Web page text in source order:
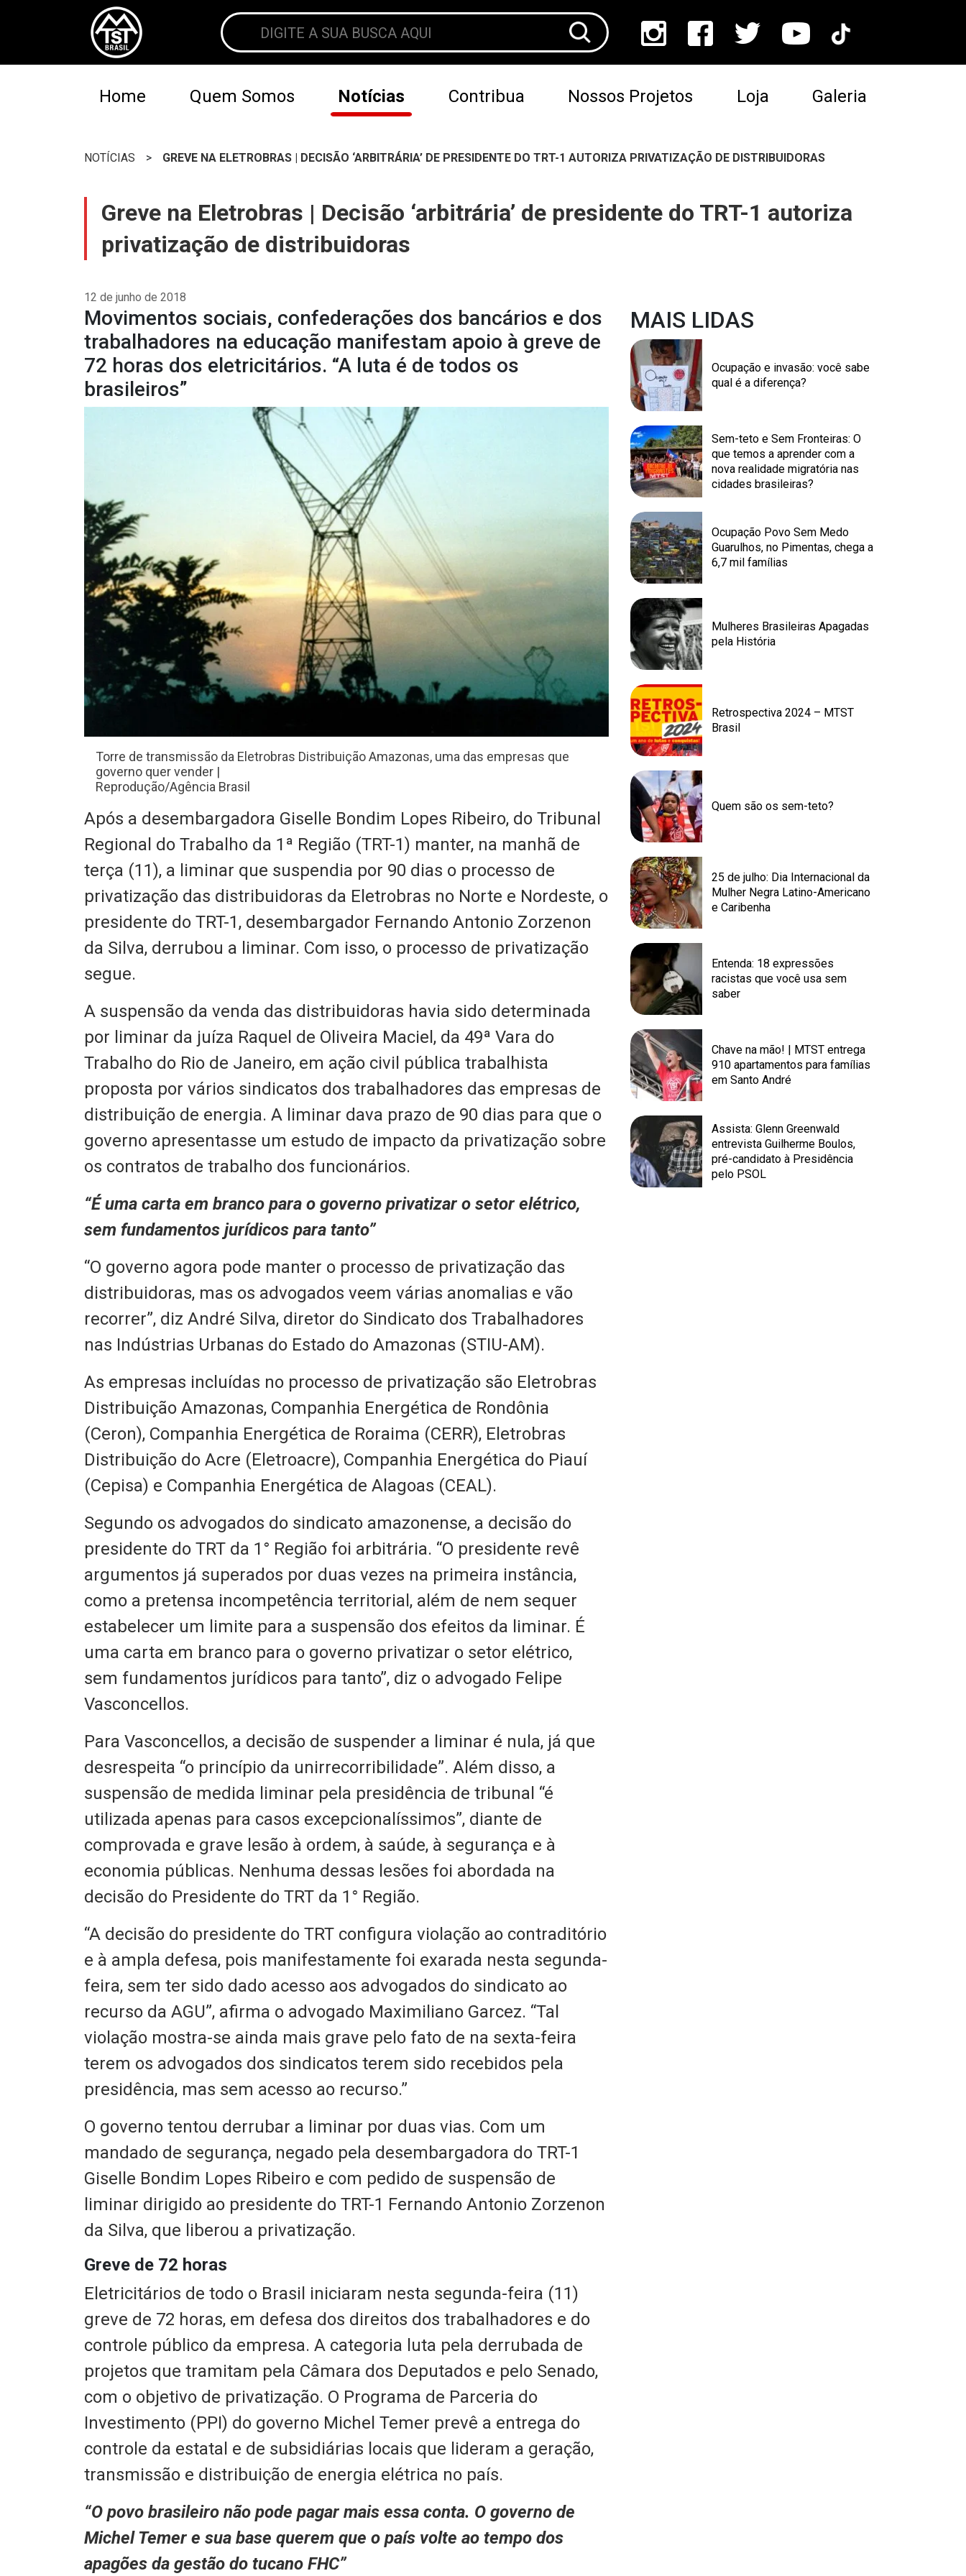
Home Quem Somos Notícias Contribua Nossos Projetos Loja Galeria
NOTÍCIAS > GREVE NA ELETROBRAS | DECISÃO ‘ARBITRÁRIA’ DE PRESIDENTE DO TRT-1 AUTORIZA PRIVATIZAÇÃO DE DISTRIBUIDORAS
Greve na Eletrobras | Decisão ‘arbitrária’ de presidente do TRT-1 autoriza
privatização de distribuidoras
12 de junho de 2018
Movimentos sociais, confederações dos bancários e dos
trabalhadores na educação manifestam apoio à greve de
72 horas dos eletricitários. “A luta é de todos os
brasileiros”
Torre de transmissão da Eletrobras Distribuição Amazonas, uma das empresas que
governo quer vender |
Reprodução/Agência Brasil
Após a desembargadora Giselle Bondim Lopes Ribeiro, do Tribunal
Regional do Trabalho da 1ª Região (TRT-1) manter, na manhã de
terça (11), a liminar que suspendia por 90 dias o processo de
privatização das distribuidoras da Eletrobras no Norte e Nordeste, o
presidente do TRT-1, desembargador Fernando Antonio Zorzenon
da Silva, derrubou a liminar. Com isso, o processo de privatização
segue.
A suspensão da venda das distribuidoras havia sido determinada
por liminar da juíza Raquel de Oliveira Maciel, da 49ª Vara do
Trabalho do Rio de Janeiro, em ação civil pública trabalhista
proposta por vários sindicatos dos trabalhadores das empresas de
distribuição de energia. A liminar dava prazo de 90 dias para que o
governo apresentasse um estudo de impacto da privatização sobre
os contratos de trabalho dos funcionários.
“É uma carta em branco para o governo privatizar o setor elétrico,
sem fundamentos jurídicos para tanto”
“O governo agora pode manter o processo de privatização das
distribuidoras, mas os advogados veem várias anomalias e vão
recorrer”, diz André Silva, diretor do Sindicato dos Trabalhadores
nas Indústrias Urbanas do Estado do Amazonas (STIU-AM).
As empresas incluídas no processo de privatização são Eletrobras
Distribuição Amazonas, Companhia Energética de Rondônia
(Ceron), Companhia Energética de Roraima (CERR), Eletrobras
Distribuição do Acre (Eletroacre), Companhia Energética do Piauí
(Cepisa) e Companhia Energética de Alagoas (CEAL).
Segundo os advogados do sindicato amazonense, a decisão do
presidente do TRT da 1° Região foi arbitrária. “O presidente revê
argumentos já superados por duas vezes na primeira instância,
como a pretensa incompetência territorial, além de nem sequer
estabelecer um limite para a suspensão dos efeitos da liminar. É
uma carta em branco para o governo privatizar o setor elétrico,
sem fundamentos jurídicos para tanto”, diz o advogado Felipe
Vasconcellos.
Para Vasconcellos, a decisão de suspender a liminar é nula, já que
desrespeita “o princípio da unirrecorribilidade”. Além disso, a
suspensão de medida liminar pela presidência de tribunal “é
utilizada apenas para casos excepcionalíssimos”, diante de
comprovada e grave lesão à ordem, à saúde, à segurança e à
economia públicas. Nenhuma dessas lesões foi abordada na
decisão do Presidente do TRT da 1° Região.
“A decisão do presidente do TRT configura violação ao contraditório
e à ampla defesa, pois manifestamente foi exarada nesta segunda-
feira, sem ter sido dado acesso aos advogados do sindicato ao
recurso da AGU”, afirma o advogado Maximiliano Garcez. “Tal
violação mostra-se ainda mais grave pelo fato de na sexta-feira
terem os advogados dos sindicatos terem sido recebidos pela
presidência, mas sem acesso ao recurso.”
O governo tentou derrubar a liminar por duas vias. Com um
mandado de segurança, negado pela desembargadora do TRT-1
Giselle Bondim Lopes Ribeiro e com pedido de suspensão de
liminar dirigido ao presidente do TRT-1 Fernando Antonio Zorzenon
da Silva, que liberou a privatização.
Greve de 72 horas
Eletricitários de todo o Brasil iniciaram nesta segunda-feira (11)
greve de 72 horas, em defesa dos direitos dos trabalhadores e do
controle público da empresa. A categoria luta pela derrubada de
projetos que tramitam pela Câmara dos Deputados e pelo Senado,
com o objetivo de privatização. O Programa de Parceria do
Investimento (PPI) do governo Michel Temer prevê a entrega do
controle da estatal e de subsidiárias locais que lideram a geração,
transmissão e distribuição de energia elétrica no país.
“O povo brasileiro não pode pagar mais essa conta. O governo de
Michel Temer e sua base querem que o país volte ao tempo dos
apagões da gestão do tucano FHC”
MAIS LIDAS
Ocupação e invasão: você sabe
qual é a diferença?
Sem-teto e Sem Fronteiras: O
que temos a aprender com a
nova realidade migratória nas
cidades brasileiras?
Ocupação Povo Sem Medo
Guarulhos, no Pimentas, chega a
6,7 mil famílias
Mulheres Brasileiras Apagadas
pela História
Retrospectiva 2024 – MTST
Brasil
Quem são os sem-teto?
25 de julho: Dia Internacional da
Mulher Negra Latino-Americano
e Caribenha
Entenda: 18 expressões
racistas que você usa sem
saber
Chave na mão! | MTST entrega
910 apartamentos para famílias
em Santo André
Assista: Glenn Greenwald
entrevista Guilherme Boulos,
pré-candidato à Presidência
pelo PSOL